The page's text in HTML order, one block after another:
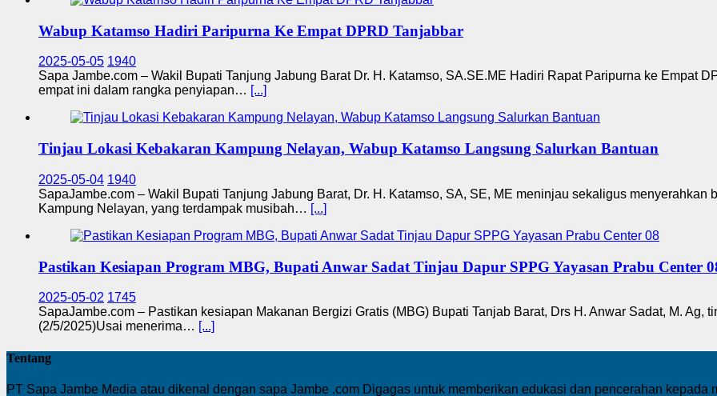
Wabup Katamso Hadiri Paripurna Ke Empat DPRD Tanjabbar
2025-05-05 1940
Sapa Jambe.com – Wakil Bupati Tanjung Jabung Barat Dr. H. Katamso, SA.SE.ME Hadiri Rapat Paripurna ke Empat
empat ini dalam rangka penyiapan… [...]
Tinjau Lokasi Kebakaran Kampung Nelayan, Wabup Katamso Langsung Salurkan Bantuan
2025-05-04 1940
SapaJambe.com – Wakil Bupati Tanjung Jabung Barat, Dr. H. Katamso, SA, SE, ME meninjau sekaligus
Kampung Nelayan, yang terdampak musibah… [...]
Pastikan Kesiapan Program MBG, Bupati Anwar Sadat Tinjau Dapur SPPG Yayasan Prabu Center
2025-05-02 1745
SapaJambe.com – Pastikan kesiapan Makanan Bergizi Gratis (MBG) Bupati Tanjab Barat, Drs H. Anwar Sadat, M. Ag,
(2/5/2025)Usai menerima… [...]
Tentang
PT Sapa Jambe Media atau dikenal dengan sapa Jambe .com Digagas untuk memberikan edukasi dan pencerahan kepada